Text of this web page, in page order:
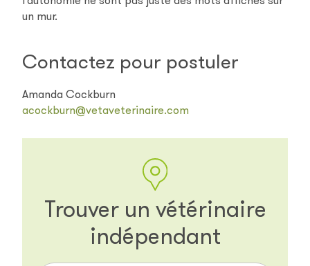
un mur.
Contactez pour postuler
Amanda Cockburn
acockburn@vetaveterinaire.com
Trouver un vétérinaire
indépendant